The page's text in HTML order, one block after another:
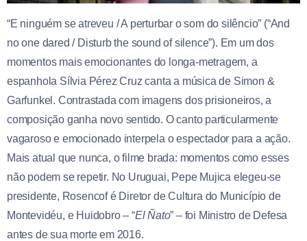
“E ninguém se atreveu / A perturbar o som do silêncio” (“And
no one dared / Disturb the sound of silence”). Em um dos
momentos mais emocionantes do longa-metragem, a
espanhola Sílvia Pérez Cruz canta a música de Simon &
Garfunkel. Contrastada com imagens dos prisioneiros, a
composição ganha novo sentido. O canto particularmente
vagaroso e emocionado interpela o espectador para a ação.
Mais atual que nunca, o filme brada: momentos como esses
não podem se repetir. No Uruguai, Pepe Mujica elegeu-se
presidente, Rosencof é Diretor de Cultura do Município de
Montevidéu, e Huidobro – “El Ñato” – foi Ministro de Defesa
antes de sua morte em 2016.